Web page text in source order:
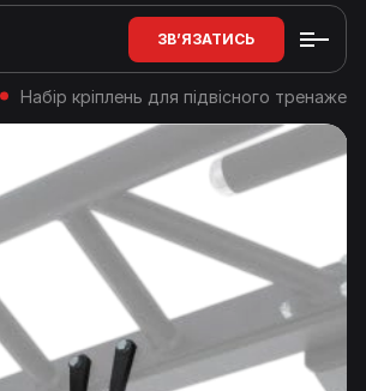
ЗВ’ЯЗАТИСЬ
Набір кріплень для підвісного тренажера